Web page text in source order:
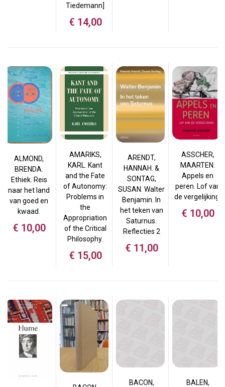
Tiedemann]
€ 14,00
ALMOND,
BRENDA.
Ethiek. Reis
naar het land
van goed en
kwaad.
€ 10,00
AMARIKS,
KARL. Kant
and the Fate
of Autonomy:
Problems in
the
Appropriation
of the Critical
Philosophy.
€ 15,00
ARENDT,
HANNAH. &
SONTAG,
SUSAN. Walter
Benjamin. In
het teken van
Saturnus.
Reflecties 2
€ 11,00
ASSCHER,
MAARTEN.
Appels en
peren. Lof van
de vergelijking.
€ 10,00
BACON, BALEN,